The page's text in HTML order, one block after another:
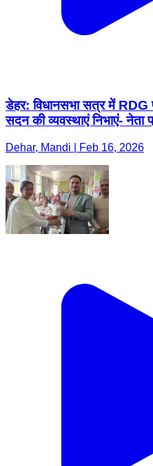
डेहर: विधानसभा सत्र में RDG
सदन की व्यवस्थाएं निभाएं- नेता
Dehar, Mandi | Feb 16, 2026